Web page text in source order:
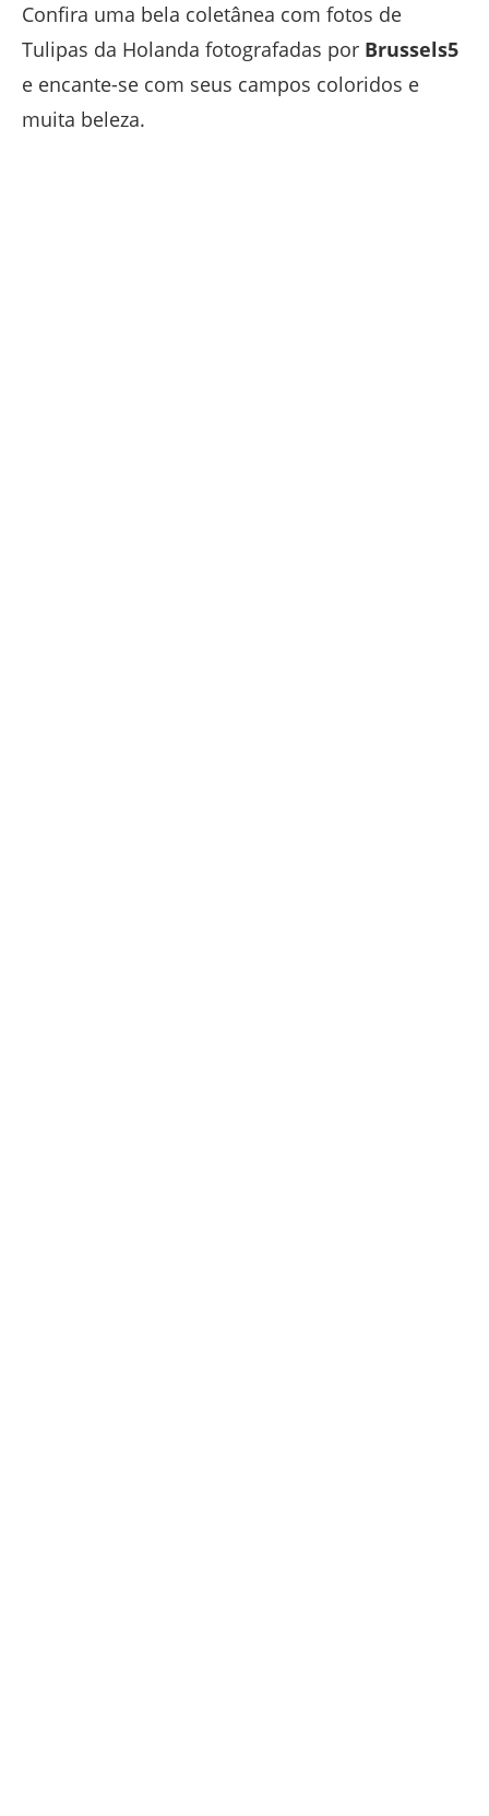
Confira uma bela coletânea com fotos de
Tulipas da Holanda fotografadas por Brussels5
e encante-se com seus campos coloridos e
muita beleza.